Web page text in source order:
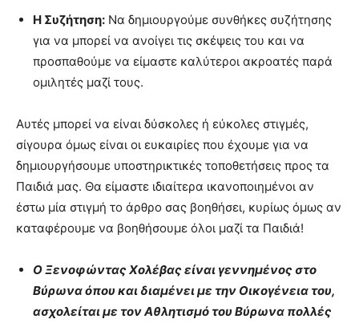
Η Συζήτηση: Να δημιουργούμε συνθήκες συζήτησης
για να μπορεί να ανοίγει τις σκέψεις του και να
προσπαθούμε να είμαστε καλύτεροι ακροατές παρά
ομιλητές μαζί τους.
Αυτές μπορεί να είναι δύσκολες ή εύκολες στιγμές,
σίγουρα όμως είναι οι ευκαιρίες που έχουμε για να
δημιουργήσουμε υποστηρικτικές τοποθετήσεις προς τα
Παιδιά μας. Θα είμαστε ιδιαίτερα ικανοποιημένοι αν
έστω μία στιγμή το άρθρο σας βοηθήσει, κυρίως όμως αν
καταφέρουμε να βοηθήσουμε όλοι μαζί τα Παιδιά!
Ο Ξενοφώντας Χολέβας είναι γεννημένος στο
Βύρωνα όπου και διαμένει με την Οικογένεια του,
ασχολείται με τον Αθλητισμό του Βύρωνα πολλές